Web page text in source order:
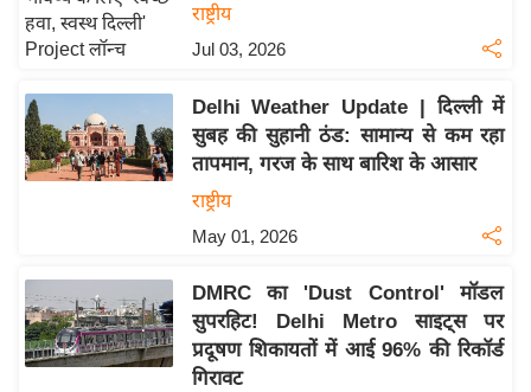
ट
I
L
2
0
क्रा
इ
म
ई
राष्ट्रीय
Jul 03, 2026
Delhi Weather Update | दिल्ली में
सुबह की सुहानी ठंड: सामान्य से कम रहा
तापमान, गरज के साथ बारिश के आसार
राष्ट्रीय
May 01, 2026
DMRC का 'Dust Control' मॉडल
सुपरहिट! Delhi Metro साइट्स पर
प्रदूषण शिकायतों में आई 96% की रिकॉर्ड
गिरावट